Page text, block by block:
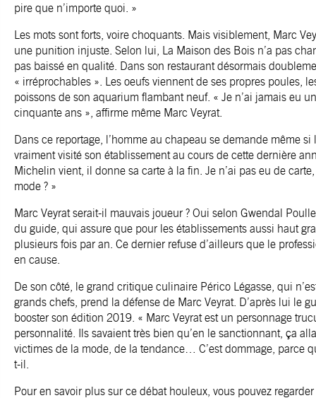
pire que n’importe quoi. »
Les mots sont forts, voire choquants. Mais visiblement, Marc
une punition injuste. Selon lui, La Maison des Bois n’a pas
pas baissé en qualité. Dans son restaurant désormais
« irréprochables ». Les oeufs viennent de ses propres poules,
poissons de son aquarium flambant neuf. « Je n’ai jamais eu
cinquante ans », affirme même Marc Veyrat.
Dans ce reportage, l’homme au chapeau se demande même
vraiment visité son établissement au cours de cette dernière
Michelin vient, il donne sa carte à la fin. Je n’ai pas eu de
mode ? »
Marc Veyrat serait-il mauvais joueur ? Oui selon Gwendal
du guide, qui assure que pour les établissements aussi haut
plusieurs fois par an. Ce dernier refuse d’ailleurs que le
en cause.
De son côté, le grand critique culinaire Périco Légasse, qui
grands chefs, prend la défense de Marc Veyrat. D’après lui le
booster son édition 2019. « Marc Veyrat est un personnage
personnalité. Ils savaient très bien qu’en le sanctionnant, ça
victimes de la mode, de la tendance… C’est dommage, parce
t-il.
Pour en savoir plus sur ce débat houleux, vous pouvez